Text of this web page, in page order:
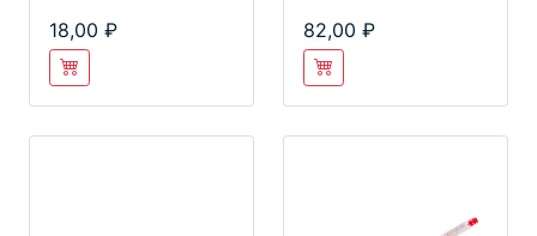
18,00
СВm_0
82,00